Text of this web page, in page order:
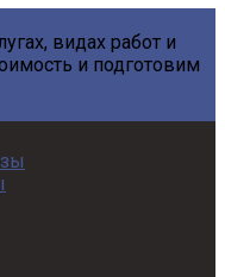
видах работ и
и подготовим